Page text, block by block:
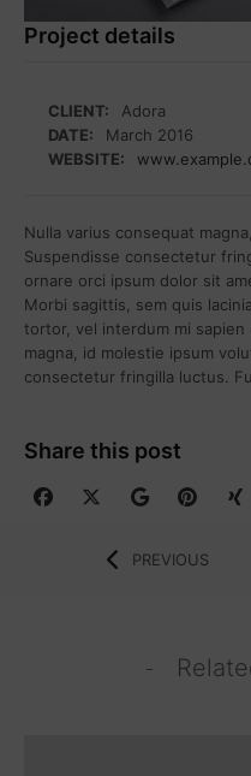
Project details
CLIENT:
Adora
DATE:
March 2016
WEBSITE:
Nulla varius consequat
Suspendisse consectetur
ornare orci ipsum dolor sit
Morbi sagittis, sem quis
tortor, vel interdum mi
magna, id molestie ipsum
consectetur fringilla luctus.
Share this post
PREVIOUS